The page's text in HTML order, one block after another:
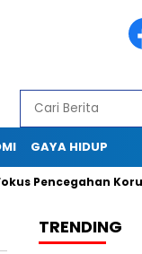
GAYA HIDUP
Korupsi
TRENDING